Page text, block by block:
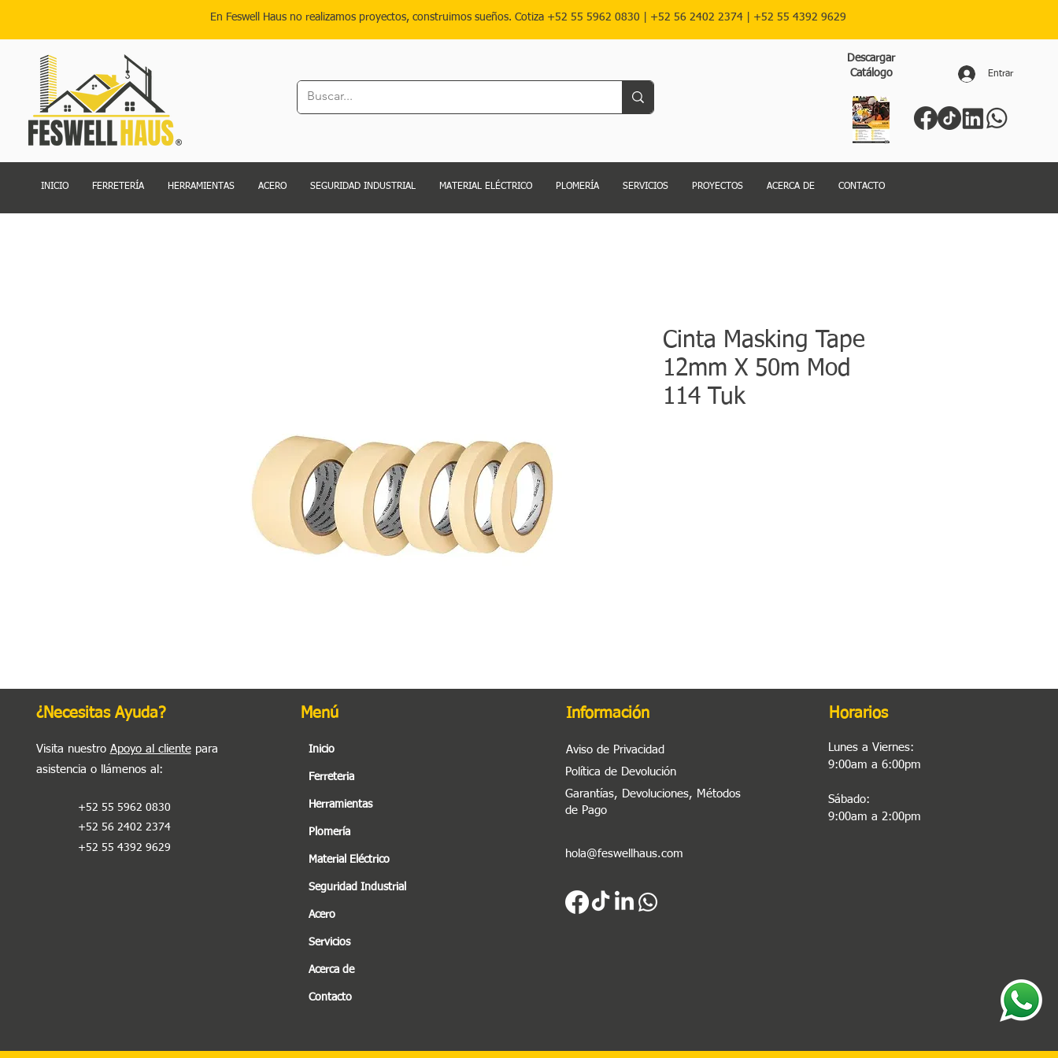
En Feswell Haus no realizamos proyectos, construimos sueños. Cotiza +52 55 5962 0830 +52 56 2402 2374 | +52 55 4392 9629
Entrar
Descargar
Catálogo
INICIO FERRETERÍA HERRAMIENTAS ACERO SEGURIDAD INDUSTRIAL MATERIAL ELÉCTRICO PLOMERÍA SERVICIOS PROYECTOS ACERCA DE CONTACTO
Cinta Masking Tape
12mm X 50m Mod
114 Tuk
¿Necesitas Ayuda?
Visita nuestro Apoyo al clientepara
asistencia o llámenos al :
+52 55 5962 0830
+52 56 2402 2374
+52 55 4392 9629
Menú
Inicio
Ferreteria
Herramientas
Plomería
Material Eléctrico
Seguridad Industrial
Acero
Servicios
Acerca de
Contacto
Información
Aviso de Privacidad
Política de Devolución
Garantías, Devoluciones, Métodos
de Pago
hola@feswellhaus.com
Horarios
Lunes a Viernes:
9:00am a 6:00pm
Sábado:
9:00am a 2:00pm